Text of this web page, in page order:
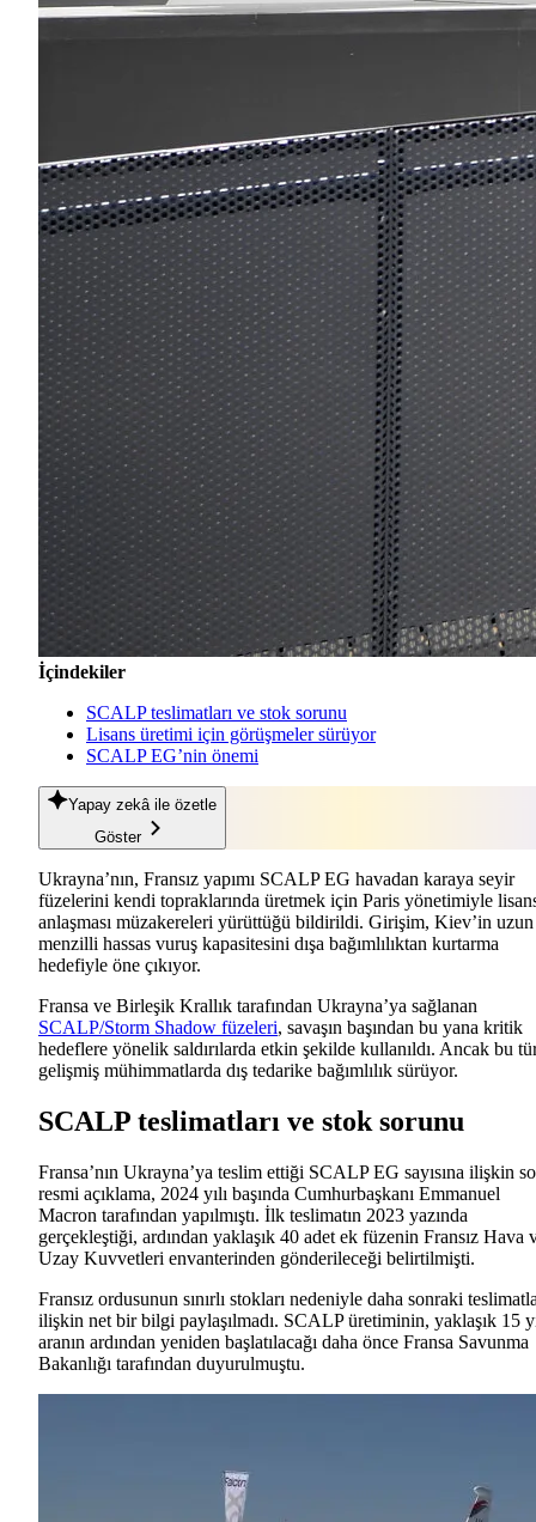
İçindekiler
SCALP teslimatları ve stok sorunu
Lisans üretimi için görüşmeler sürüyor
SCALP EG’nin önemi
Yapay zekâ ile özetle
Göster
Ukrayna’nın, Fransız yapımı SCALP EG havadan karaya seyir
füzelerini kendi topraklarında üretmek için Paris yönetimiyle
anlaşması müzakereleri yürüttüğü bildirildi. Girişim, Kiev’in uzun
menzilli hassas vuruş kapasitesini dışa bağımlılıktan kurtarma
hedefiyle öne çıkıyor.
Fransa ve Birleşik Krallık tarafından Ukrayna’ya sağlanan
SCALP/Storm Shadow füzeleri, savaşın başından bu yana kritik
hedeflere yönelik saldırılarda etkin şekilde kullanıldı. Ancak bu
gelişmiş mühimmatlarda dış tedarike bağımlılık sürüyor.
SCALP teslimatları ve stok sorunu
Fransa’nın Ukrayna’ya teslim ettiği SCALP EG sayısına ilişkin
resmi açıklama, 2024 yılı başında Cumhurbaşkanı Emmanuel
Macron tarafından yapılmıştı. İlk teslimatın 2023 yazında
gerçekleştiği, ardından yaklaşık 40 adet ek füzenin Fransız Hava
Uzay Kuvvetleri envanterinden gönderileceği belirtilmişti.
Fransız ordusunun sınırlı stokları nedeniyle daha sonraki
ilişkin net bir bilgi paylaşılmadı. SCALP üretiminin, yaklaşık 15
aranın ardından yeniden başlatılacağı daha önce Fransa Savunma
Bakanlığı tarafından duyurulmuştu.